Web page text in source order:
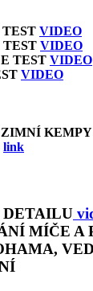
VIDEO
VIDEO
TEST VIDEO
VIDEO
KEMPY
link
DETAILU
MÍČE A